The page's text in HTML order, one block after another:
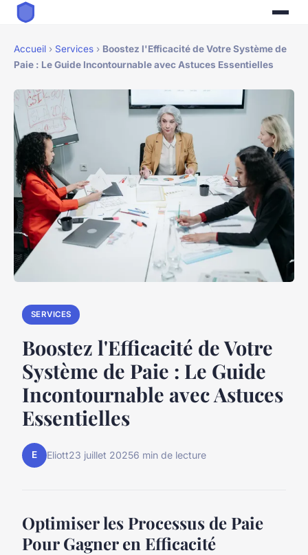
Accueil › Services › Boostez l'Efficacité de Votre Système de
Paie : Le Guide Incontournable avec Astuces Essentielles
SERVICES
Boostez l'Efficacité de Votre
Système de Paie : Le Guide
Incontournable avec Astuces
Essentielles
E Eliott23 juillet 20256 min de lecture
Optimiser les Processus de Paie
Pour Gagner en Efficacité